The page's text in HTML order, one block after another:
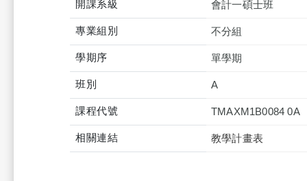
開課系級 會計一碩士班
專業組別 不分組
學期序 單學期
班別 A
課程代號 TMAXM1B0084 0A
相關連結 教學計畫表